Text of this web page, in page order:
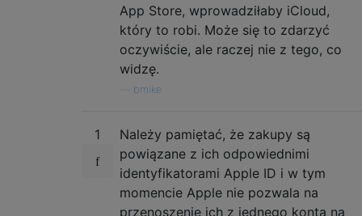
App Store, wprowadziłaby iCloud,
który to robi. Może się to zdarzyć
oczywiście, ale raczej nie z tego, co
widzę.
bmike
1
Należy pamiętać, że zakupy są
powiązane z ich odpowiednimi
identyfikatorami Apple ID i w tym
momencie Apple nie pozwala na
przenoszenie ich z jednego konta na